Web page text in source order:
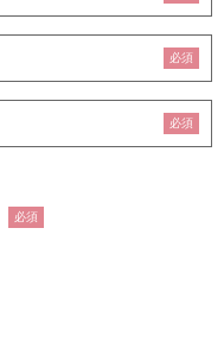
必須
必須
必須